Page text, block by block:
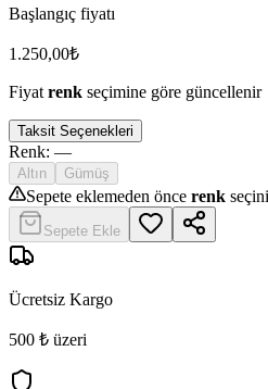
Başlangıç fiyatı
1.250,00₺
Fiyat renk seçimine göre güncellenir
Taksit Seçenekleri
Renk: —
Altın Gümüş
Sepete eklemeden önce renk
Sepete Ekle
Ücretsiz Kargo
500 ₺ üzeri